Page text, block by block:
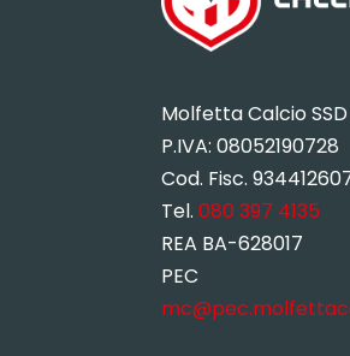
Molfetta Calcio
P.IVA:08052190728
Cod. Fisc.
Tel.080 397 4135
REA BA-628017
PEC